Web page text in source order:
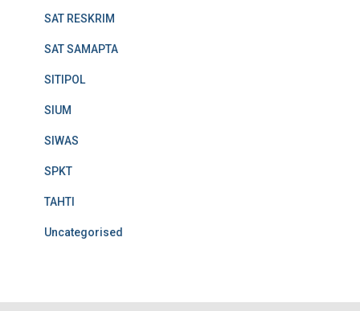
SAT RESKRIM
SAT SAMAPTA
SITIPOL
SIUM
SIWAS
SPKT
TAHTI
Uncategorised